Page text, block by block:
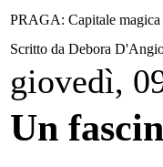
PRAGA: Capitale magica
Scritto da Debora
giovedì,
Un